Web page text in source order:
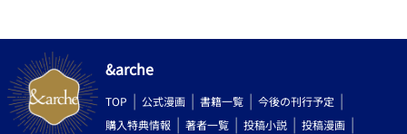
&arche
TOP 公式漫画 書籍一覧
今後の刊行予定
購入特典情報
著者一覧 投稿小説 投稿漫画